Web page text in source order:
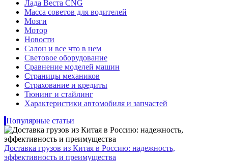
Лада Веста CNG
Масса советов для водителей
Мозги
Мотор
Новости
Салон и все что в нем
Световое оборудование
Сравнение моделей машин
Страницы механиков
Страхование и кредиты
Тюнинг и стайлинг
Характеристики автомобиля и запчастей
Популярные статьи
Доставка грузов из Китая в Россию: надежность,
эффективность и преимущества